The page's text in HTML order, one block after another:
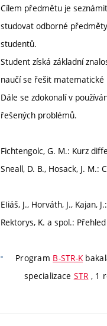
Cílem předmětu je
studovat odborné
studentů.
Student získá základní
naučí se řešit matematické
Dále se zdokonalí v
řešených problémů.
Fichtengolc, G. M.: Kurz
Sneall, D. B., Hosack, J.
EIiáš, J., Horváth, J., Kajan,
Rektorys, K. a spol.:
Program B-STR-K
specializace STR , 1